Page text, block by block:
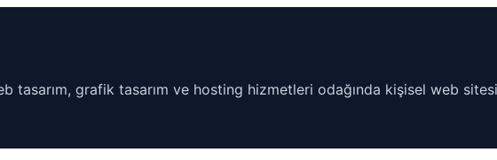
tasarım, grafik tasarım ve hosting hizmetleri odağında kişisel web